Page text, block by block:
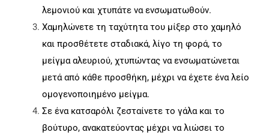
λεμονιού και χτυπάτε να ενσωματωθούν.
Χαμηλώνετε τη ταχύτητα του μίξερ στο χαμηλό
και προσθέτετε σταδιακά, λίγο τη φορά, το
μείγμα αλευριού, χτυπώντας να ενσωματώνεται
μετά από κάθε προσθήκη, μέχρι να έχετε ένα λείο
ομογενοποιημένο μείγμα.
Σε ένα κατσαρόλι ζεσταίνετε το γάλα και το
βούτυρο, ανακατεύοντας μέχρι να λιώσει το